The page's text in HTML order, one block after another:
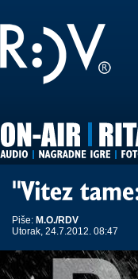
Piše: M.O./RDV
Utorak, 24.7.2012. 08:47